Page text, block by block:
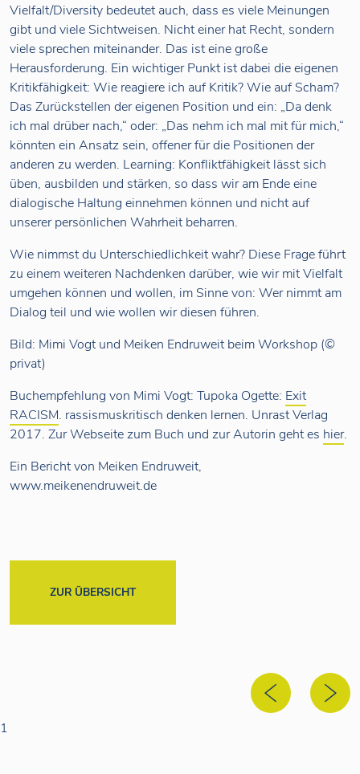
Vielfalt/Diversity bedeutet auch, dass es viele Meinungen
gibt und viele Sichtweisen. Nicht einer hat Recht, sondern
viele sprechen miteinander. Das ist eine große
Herausforderung. Ein wichtiger Punkt ist dabei die eigenen
Kritikfähigkeit: Wie reagiere ich auf Kritik? Wie auf Scham?
Das Zurückstellen der eigenen Position und ein: „Da denk
ich mal drüber nach,“ oder: „Das nehm ich mal mit für mich,“
könnten ein Ansatz sein, offener für die Positionen der
anderen zu werden. Learning: Konfliktfähigkeit lässt sich
üben, ausbilden und stärken, so dass wir am Ende eine
dialogische Haltung einnehmen können und nicht auf
unserer persönlichen Wahrheit beharren.
Wie nimmst du Unterschiedlichkeit wahr? Diese Frage führt
zu einem weiteren Nachdenken darüber, wie wir mit Vielfalt
umgehen können und wollen, im Sinne von: Wer nimmt am
Dialog teil und wie wollen wir diesen führen.
Bild: Mimi Vogt und Meiken Endruweit beim Workshop (©
privat)
Buchempfehlung von Mimi Vogt: Tupoka Ogette: Exit
RACISM. rassismuskritisch denken lernen. Unrast Verlag
2017. Zur Webseite zum Buch und zur Autorin geht es hier.
Ein Bericht von Meiken Endruweit,
www.meikenendruweit.de
ZUR ÜBERSICHT
1